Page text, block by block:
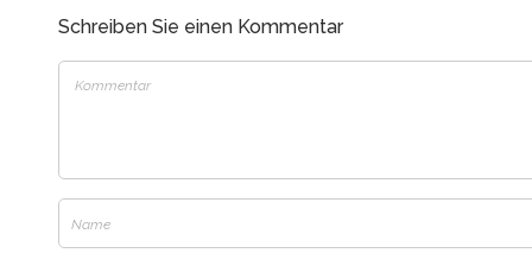
Schreiben Sie einen Kommentar